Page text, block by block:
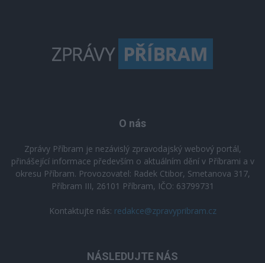
O nás
Zprávy Příbram je nezávislý zpravodajský webový portál,
přinášející informace především o aktuálním dění v Příbrami a v
okresu Příbram. Provozovatel: Radek Ctibor, Smetanova 317,
Příbram III, 26101 Příbram, IČO: 63799731
Kontaktujte nás: redakce@zpravypribram.cz
NÁSLEDUJTE NÁS